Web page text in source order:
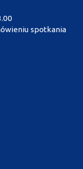
spotkania